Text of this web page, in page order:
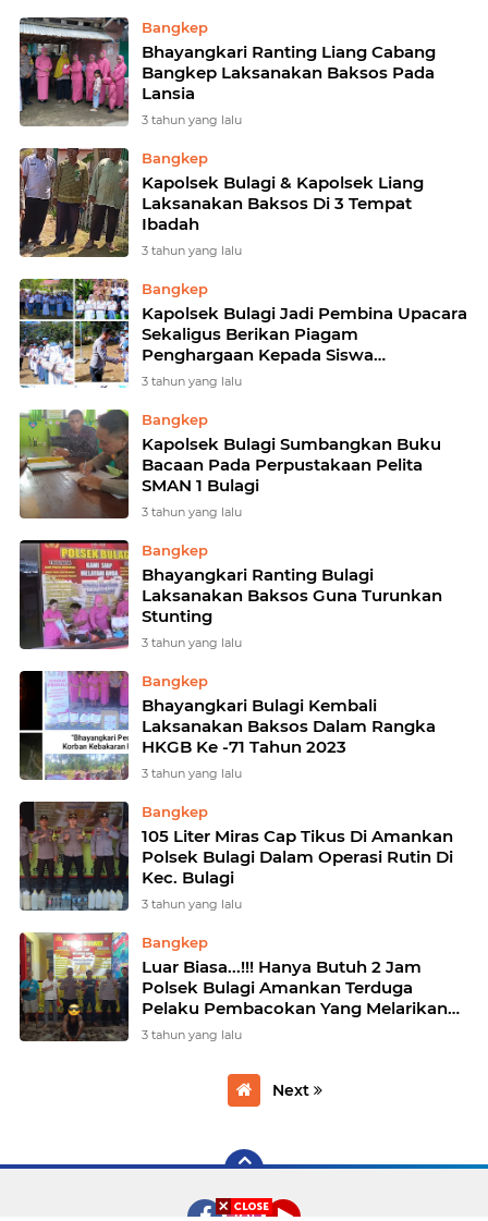
Bangkep
Bhayangkari Ranting Liang Cabang
Bangkep Laksanakan Baksos Pada
Lansia
3 tahun yang lalu
Bangkep
Kapolsek Bulagi & Kapolsek Liang
Laksanakan Baksos Di 3 Tempat
Ibadah
3 tahun yang lalu
Bangkep
Kapolsek Bulagi Jadi Pembina Upacara
Sekaligus Berikan Piagam
Penghargaan Kepada Siswa
Berprestasi Di SMAN 1 Bulagi
3 tahun yang lalu
Bangkep
Kapolsek Bulagi Sumbangkan Buku
Bacaan Pada Perpustakaan Pelita
SMAN 1 Bulagi
3 tahun yang lalu
Bangkep
Bhayangkari Ranting Bulagi
Laksanakan Baksos Guna Turunkan
Stunting
3 tahun yang lalu
Bangkep
Bhayangkari Bulagi Kembali
Laksanakan Baksos Dalam Rangka
HKGB Ke -71 Tahun 2023
3 tahun yang lalu
Bangkep
105 Liter Miras Cap Tikus Di Amankan
Polsek Bulagi Dalam Operasi Rutin Di
Kec. Bulagi
3 tahun yang lalu
Bangkep
Luar Biasa...!!! Hanya Butuh 2 Jam
Polsek Bulagi Amankan Terduga
Pelaku Pembacokan Yang Melarikan
Diri
3 tahun yang lalu
Next